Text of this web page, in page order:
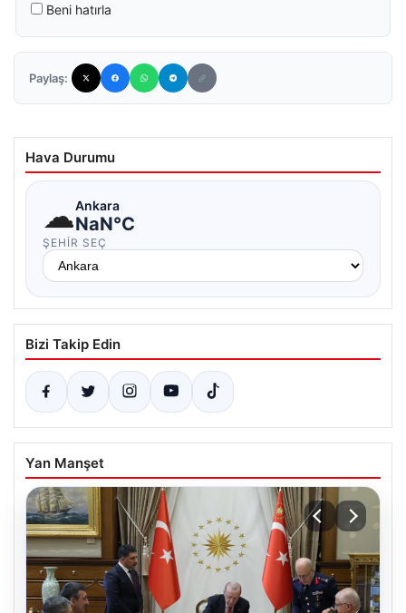
Beni hatırla
Paylaş:
Hava Durumu
☁Ankara
NaN°C
ŞEHIR SEÇ
Bizi Takip Edin
Yan Manşet